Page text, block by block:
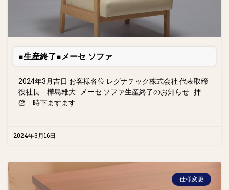
■生産終了■メーセ ソファ
2024年3月吉日 お客様各位 レグナテック株式会社 代表取締
役社長 樺島雄大 メーセ ソファ生産終了のお知らせ 拝
啓 時下ますます
2024年3月16日
仕様変更